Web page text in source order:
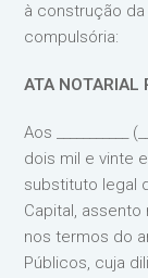
à construção
compulsória:
ATA NOTARIAL
Aos ___________
dois mil e vinte e
substituto legal
Capital, assento
nos termos do
Públicos, cuja